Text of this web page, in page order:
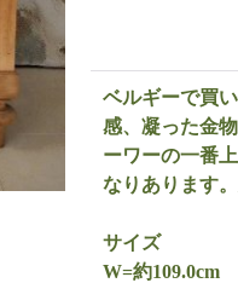
ベルギーで買
感、凝った金
ーワーの一番
なりあります
サイズ
W=約109.0cm